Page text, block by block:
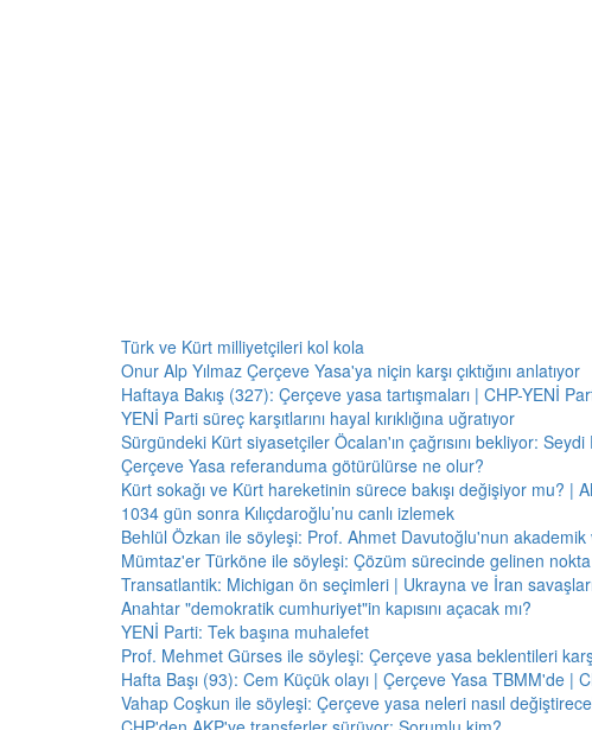
Türk ve Kürt milliyetçileri kol kola
Onur Alp Yılmaz Çerçeve Yasa'ya niçin karşı çıktığını anlatıyor
Haftaya Bakış (327): Çerçeve yasa tartışmaları | CHP-YENİ
YENİ Parti süreç karşıtlarını hayal kırıklığına uğratıyor
Sürgündeki Kürt siyasetçiler Öcalan'ın çağrısını bekliyor: Seydi
Çerçeve Yasa referanduma götürülürse ne olur?
Kürt sokağı ve Kürt hareketinin sürece bakışı değişiyor mu? |
1034 gün sonra Kılıçdaroğlu’nu canlı izlemek
Behlül Özkan ile söyleşi: Prof. Ahmet Davutoğlu'nun
Mümtaz'er Türköne ile söyleşi: Çözüm sürecinde gelinen
Transatlantik: Michigan ön seçimleri | Ukrayna ve İran
Anahtar "demokratik cumhuriyet"in kapısını açacak mı?
YENİ Parti: Tek başına muhalefet
Prof. Mehmet Gürses ile söyleşi: Çerçeve yasa beklentileri
Hafta Başı (93): Cem Küçük olayı | Çerçeve Yasa TBMM'de |
Vahap Coşkun ile söyleşi: Çerçeve yasa neleri nasıl